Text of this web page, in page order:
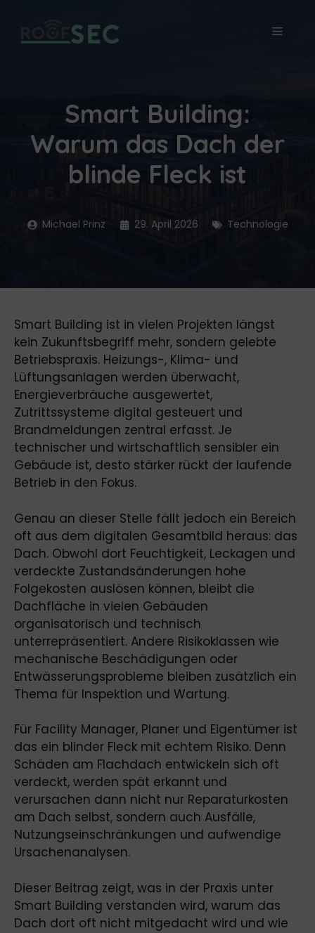
springen
Smart Building:
Warum das Dach der
blinde Fleck ist
Michael Prinz 29. April 2026 Technologie
Smart Building ist in vielen Projekten längst
kein Zukunftsbegriff mehr, sondern gelebte
Betriebspraxis. Heizungs-, Klima- und
Lüftungsanlagen werden überwacht,
Energieverbräuche ausgewertet,
Zutrittssysteme digital gesteuert und
Brandmeldungen zentral erfasst. Je
technischer und wirtschaftlich sensibler ein
Gebäude ist, desto stärker rückt der laufende
Betrieb in den Fokus.
Genau an dieser Stelle fällt jedoch ein Bereich
oft aus dem digitalen Gesamtbild heraus: das
Dach. Obwohl dort Feuchtigkeit, Leckagen und
verdeckte Zustandsänderungen hohe
Folgekosten auslösen können, bleibt die
Dachfläche in vielen Gebäuden
organisatorisch und technisch
unterrepräsentiert. Andere Risikoklassen wie
mechanische Beschädigungen oder
Entwässerungsprobleme bleiben zusätzlich ein
Thema für Inspektion und Wartung.
Für Facility Manager, Planer und Eigentümer ist
das ein blinder Fleck mit echtem Risiko. Denn
Schäden am Flachdach entwickeln sich oft
verdeckt, werden spät erkannt und
verursachen dann nicht nur Reparaturkosten
am Dach selbst, sondern auch Ausfälle,
Nutzungseinschränkungen und aufwendige
Ursachenanalysen.
Dieser Beitrag zeigt, was in der Praxis unter
Smart Building verstanden wird, warum das
Dach dort oft nicht mitgedacht wird und wie